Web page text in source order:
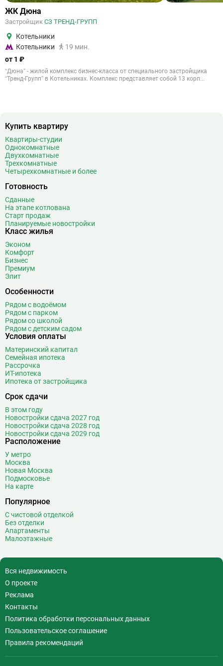
ЖК Дюна
Застройщик СЗ ТРЕНД-ГРУПП
Котельники
Котельники
19 мин.
от 1 ₽
“Дюна” - жилой комплекс бизнес-класса от специального застройщика
“Тренд-Групп” в Котельниках. Комплекс представляет собой 13 корп...
Купить квартиру
Квартиры-студии
Однокомнатные
Двухкомнатные
Трехкомнатные
Четырехкомнатные и более
Готовность
Сданные
На этапе котлована
Старт продаж
Планируемые новостройки
Класс жилья
Эконом
Комфорт
Бизнес
Премиум
Элит
Особенности
Рядом с водоёмом
Рядом с парком
Рядом со школой
Рядом с детским садом
Условия оплаты
Материнский капитал
Семейная ипотека
Рассрочка
ИТ-ипотека
Ипотека от застройщика
Срок сдачи
В этом году
Новостройки сдача 2027 год
Новостройки сдача 2028 год
Новостройки сдача 2029 год
Расположение
У метро
Москва
Новая Москва
Подмосковье
На карте
Популярное
С чистовой отделкой
Без отделки
Апартаменты
Малоэтажные
Вся недвижимость
О проекте
Реклама
Контакты
Политика обработки персональных данных
Пользовательское соглашение
Правила рекомендаций